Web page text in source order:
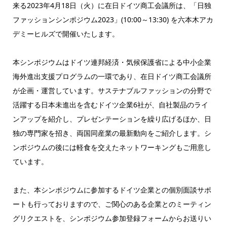
来る2023年4月18日（火）に在日ドイツ商工会議所は、「日独
ファッションシンポジウム2023」(10:00～13:30) を六本木アカ
デミーヒルズで開催いたします。
本シンポジウムはドイツ連邦経済・気候保護省による中小企業
海外進出支援プログラムの一環であり、在日ドイツ商工会議所
が企画・運営しています。サステナブルファッションの分野で
活躍する日本未進出を含むドイツ企業6社が、自社製品のライ
ンアップを紹介し、プレゼンテーションを繰り広げるほか、日
独の専門家を招き、両国同産業の最新動向をご紹介します。シ
ンポジウムの後には軽食を交えたネットワーキングもご用意し
ています。
また、本シンポジウムに参加するドイツ企業との個別面談サポ
ートも行っておりますので、ご関心のある企業とのミーティン
グリクエストを、シンポジウム参加登録フォームからお送りい